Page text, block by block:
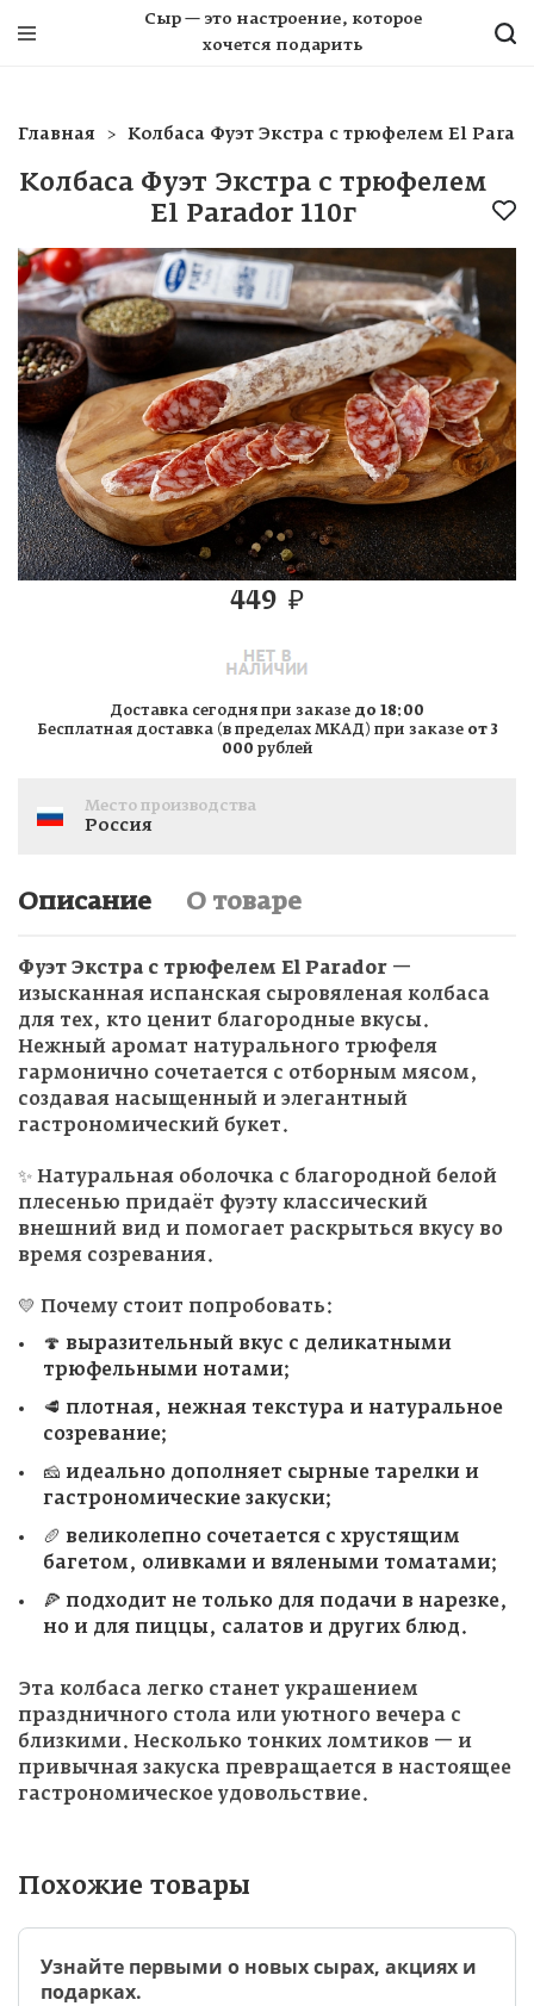
Сыр — это настроение, которое
хочется подарить
Главная Колбаса Фуэт Экстра с трюфелем El
Колбаса Фуэт Экстра с трюфелем
El Parador 110г
449 ₽
Доставка сегодня при заказе до 18:00
Бесплатная доставка (в пределах МКАД) при заказе от 3
000 рублей
Место производства
Россия
Описание О товаре
Фуэт Экстра с трюфелем El Parador —
изысканная испанская сыровяленая колбаса
для тех, кто ценит благородные вкусы.
Нежный аромат натурального трюфеля
гармонично сочетается с отборным мясом,
создавая насыщенный и элегантный
гастрономический букет.
✨ Натуральная оболочка с благородной белой
плесенью придаёт фуэту классический
внешний вид и помогает раскрыться вкусу во
время созревания.
💛 Почему стоит попробовать:
🍄 выразительный вкус с деликатными
трюфельными нотами;
🥩 плотная, нежная текстура и натуральное
созревание;
🧀 идеально дополняет сырные тарелки и
гастрономические закуски;
🥖 великолепно сочетается с хрустящим
багетом, оливками и вялеными томатами;
🍕 подходит не только для подачи в нарезке,
но и для пиццы, салатов и других блюд.
Эта колбаса легко станет украшением
праздничного стола или уютного вечера с
близкими. Несколько тонких ломтиков — и
привычная закуска превращается в настоящее
гастрономическое удовольствие.
Похожие товары
Узнайте первыми о новых сырах, акциях и
подарках.